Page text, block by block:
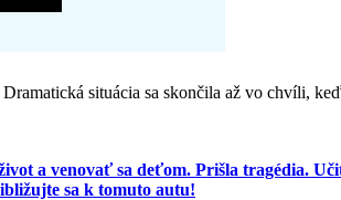
situácia sa skončila až vo chvíli,
a venovať sa deťom. Prišla tragédia.
sa k tomuto autu!